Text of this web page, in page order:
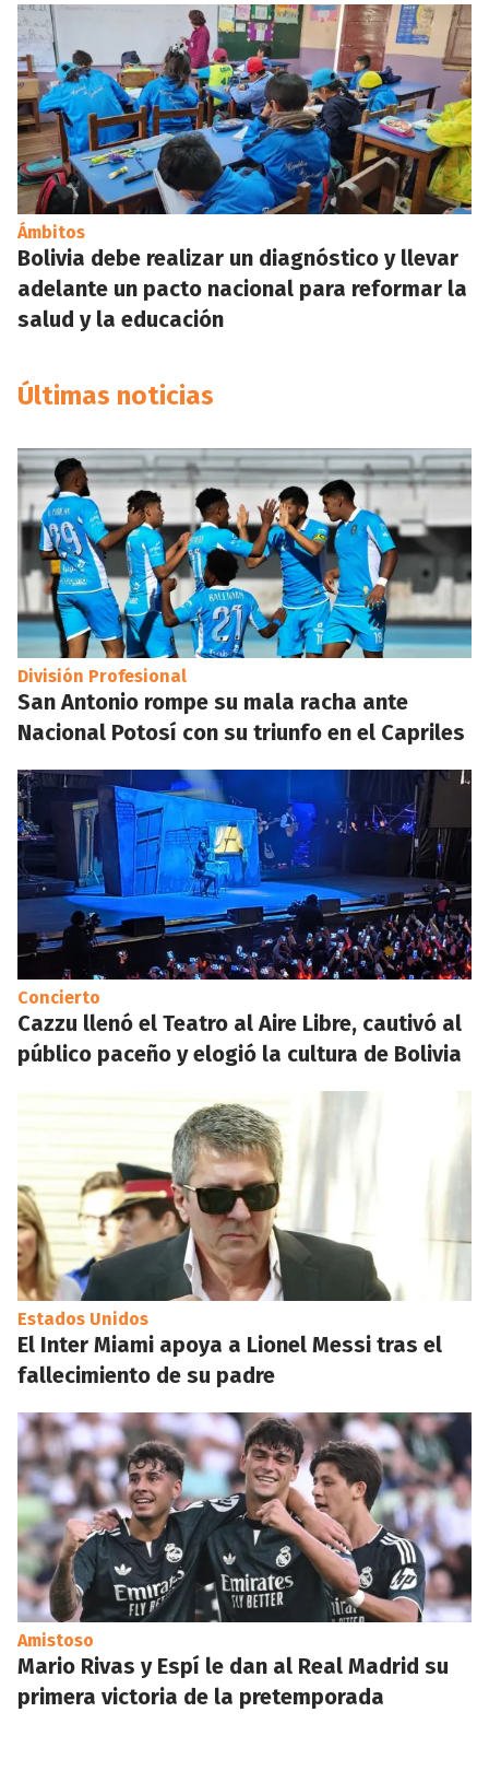
Ámbitos
Bolivia debe realizar un diagnóstico y llevar
adelante un pacto nacional para reformar la
salud y la educación
Últimas noticias
División Profesional
San Antonio rompe su mala racha ante
Nacional Potosí con su triunfo en el Capriles
Concierto
Cazzu llenó el Teatro al Aire Libre, cautivó al
público paceño y elogió la cultura de Bolivia
Estados Unidos
El Inter Miami apoya a Lionel Messi tras el
fallecimiento de su padre
Amistoso
Mario Rivas y Espí le dan al Real Madrid su
primera victoria de la pretemporada